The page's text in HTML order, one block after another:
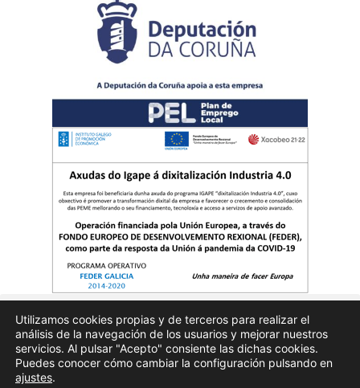
Quienes somos Publicidad Aviso Legal Politicas de privacidad
Utilizamos cookies propias y de terceros para realizar el
análisis de la navegación de los usuarios y mejorar nuestros
servicios. Al pulsar "Acepto" consiente las dichas cookies.
Puedes conocer cómo cambiar la configuración pulsando en
ajustes.